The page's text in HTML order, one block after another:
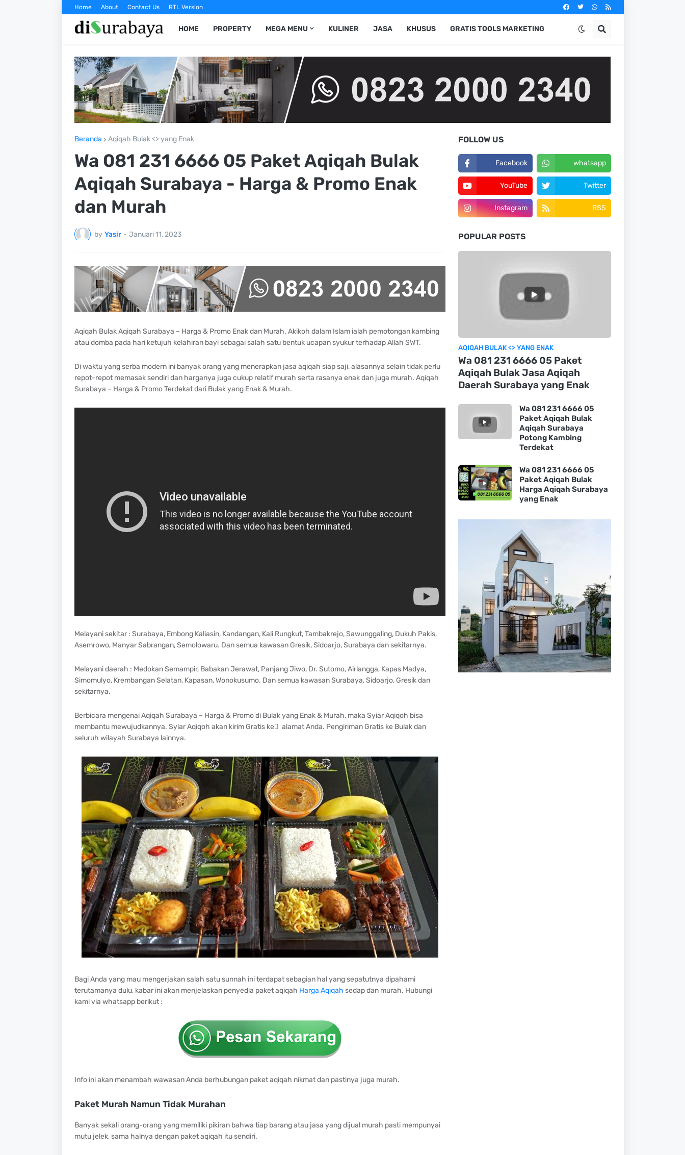
Home About Contact Us RTL Version
HOME PROPERTY MEGA MENU KULINER JASA KHUSUS GRATIS TOOLS MARKETING
Beranda Aqiqah Bulak <> yang Enak
Wa 081 231 6666 05 Paket Aqiqah Bulak
Aqiqah Surabaya - Harga & Promo Enak
dan Murah
by Yasir - Januari 11, 2023
Aqiqah Bulak Aqiqah Surabaya – Harga & Promo Enak dan Murah. Akikoh dalam Islam ialah pemotongan kambing
atau domba pada hari ketujuh kelahiran bayi sebagai salah satu bentuk ucapan syukur terhadap Allah SWT.
Di waktu yang serba modern ini banyak orang yang menerapkan jasa aqiqah siap saji, alasannya selain tidak perlu
repot-repot memasak sendiri dan harganya juga cukup relatif murah serta rasanya enak dan juga murah. Aqiqah
Surabaya – Harga & Promo Terdekat dari Bulak yang Enak & Murah.
Melayani sekitar : Surabaya, Embong Kaliasin, Kandangan, Kali Rungkut, Tambakrejo, Sawunggaling, Dukuh Pakis,
Asemrowo, Manyar Sabrangan, Semolowaru. Dan semua kawasan Gresik, Sidoarjo, Surabaya dan sekitarnya.
Melayani daerah : Medokan Semampir, Babakan Jerawat, Panjang Jiwo, Dr. Sutomo, Airlangga, Kapas Madya,
Simomulyo, Krembangan Selatan, Kapasan, Wonokusumo. Dan semua kawasan Surabaya, Sidoarjo, Gresik dan
sekitarnya.
Berbicara mengenai Aqiqah Surabaya – Harga & Promo di Bulak yang Enak & Murah, maka Syiar Aqiqoh bisa
membantu mewujudkannya. Syiar Aqiqoh akan kirim Gratis ke ِ alamat Anda. Pengiriman Gratis ke Bulak dan
seluruh wilayah Surabaya lainnya.
Bagi Anda yang mau mengerjakan salah satu sunnah ini terdapat sebagian hal yang sepatutnya dipahami
terutamanya dulu, kabar ini akan menjelaskan penyedia paket aqiqah Harga Aqiqah sedap dan murah. Hubungi
kami via whatsapp berikut :
Info ini akan menambah wawasan Anda berhubungan paket aqiqah nikmat dan pastinya juga murah.
Paket Murah Namun Tidak Murahan
Banyak sekali orang-orang yang memiliki pikiran bahwa tiap barang atau jasa yang dijual murah pasti mempunyai
mutu jelek, sama halnya dengan paket aqiqah itu sendiri.
FOLLOW US
Facebook whatsapp
YouTube Twitter
Instagram RSS
POPULAR POSTS
AQIQAH BULAK <> YANG ENAK
Wa 081 231 6666 05 Paket
Aqiqah Bulak Jasa Aqiqah
Daerah Surabaya yang Enak
Wa 081 231 6666 05
Paket Aqiqah Bulak
Aqiqah Surabaya
Potong Kambing
Terdekat
Wa 081 231 6666 05
Paket Aqiqah Bulak
Harga Aqiqah Surabaya
yang Enak